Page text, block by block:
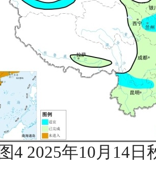
图4 2025年10月14